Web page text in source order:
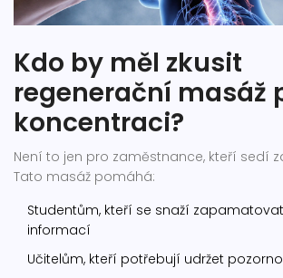
Kdo by měl zkusit
regenerační masáž
koncentraci?
Není to jen pro zaměstnance, kteří sedí
Tato masáž pomáhá:
Studentům, kteří se snaží
informací
Učitelům, kteří potřebují udržet